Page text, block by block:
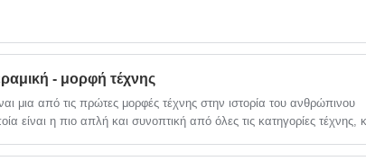
κατοικίδιων ζώων,
παρέχοντας ασφαλή, ανθεκτικά,
και πρακτικά προϊόντα κεραμικών
ζώων.
- μορφή τέχνης
μια από τις πρώτες μορφές τέχνης στην ιστορία του ανθρώπινου
είναι η πιο απλή και συνοπτική από όλες τις κατηγορίες τέχνης,
να κατανοήσουμε την πολιτιστική χροιά μιας εποχής και το εθνικό